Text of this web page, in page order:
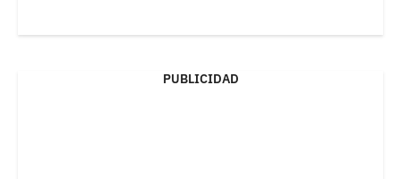
PUBLICIDAD